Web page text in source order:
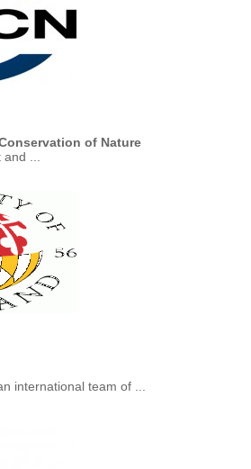
of Nature
and ...
international team of ...